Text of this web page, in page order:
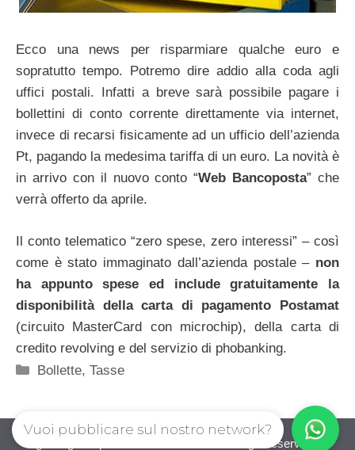
Ecco una news per risparmiare qualche euro e
sopratutto tempo. Potremo dire addio alla coda agli
uffici postali. Infatti a breve sarà possibile pagare i
bollettini di conto corrente direttamente via internet,
invece di recarsi fisicamente ad un ufficio dell’azienda
Pt, pagando la medesima tariffa di un euro. La novità è
in arrivo con il nuovo conto “Web Bancoposta” che
verrà offerto da aprile.
Il conto telematico “zero spese, zero interessi” – così
come è stato immaginato dall’azienda postale – non
ha appunto spese ed include gratuitamente la
disponibilità della carta di pagamento Postamat
(circuito MasterCard con microchip), della carta di
credito revolving e del servizio di phobanking.
Categorie
Bollette,Tasse
guadagnorisparmiando.com © 2026. All right reserverd.
Vuoi pubblicare sul nostro network?